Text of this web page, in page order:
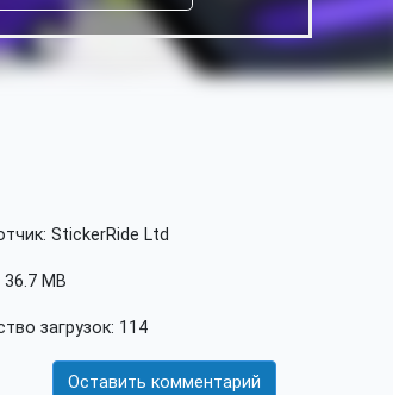
StickerRide Ltd
MB
загрузок: 114
Оставить комментарий